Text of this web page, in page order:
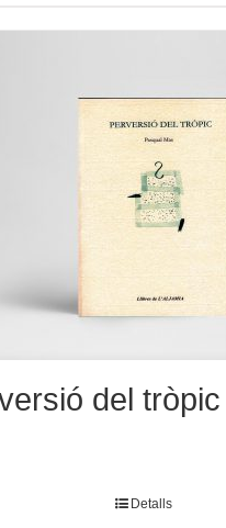
del tròpic
Detalls